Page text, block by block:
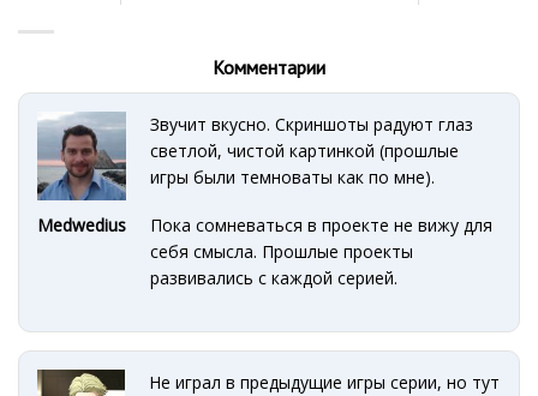
Комментарии
Medwedius
Звучит вкусно. Скриншоты радуют глаз
светлой, чистой картинкой (прошлые
игры были темноваты как по мне).
Пока сомневаться в проекте не вижу для
себя смысла. Прошлые проекты
развивались с каждой серией.
Не играл в предыдущие игры серии, но тут